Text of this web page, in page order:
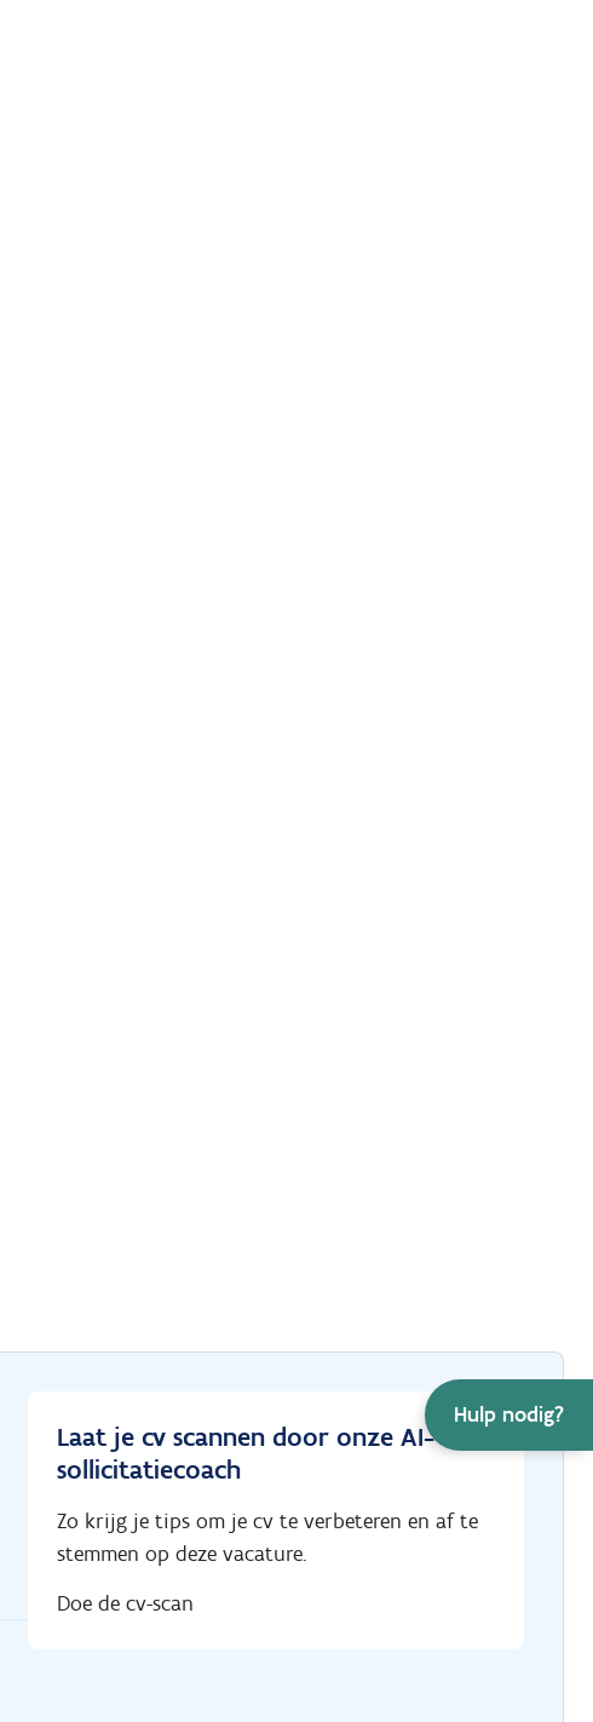
Hulp nodig?
Laat je cv scannen door onze AI-
sollicitatiecoach
Zo krijg je tips om je cv te verbeteren en af te
stemmen op deze vacature.
Doe de cv-scan